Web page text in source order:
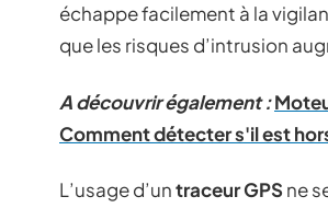
échappe facilement à la
que les risques d’intrusion
A découvrir également :
Comment détecter s'il est
L’usage d’untraceur GPSne